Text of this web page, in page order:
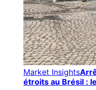
Market Insights
étroits au Brésil :